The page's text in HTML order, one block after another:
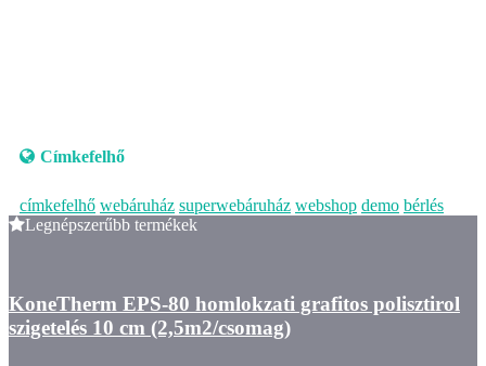
Címkefelhő
címkefelhő webáruház superwebáruház webshop demo bérlés
Legnépszerűbb termékek
KoneTherm EPS-80 homlokzati grafitos polisztirol
szigetelés 10 cm (2,5m2/csomag)